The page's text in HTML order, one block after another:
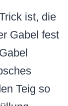
ist, die
Gabel fest
Teig so